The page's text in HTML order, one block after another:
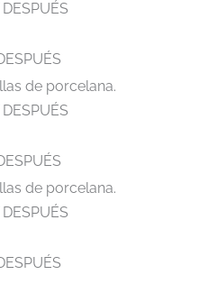
de porcelana.
de porcelana.